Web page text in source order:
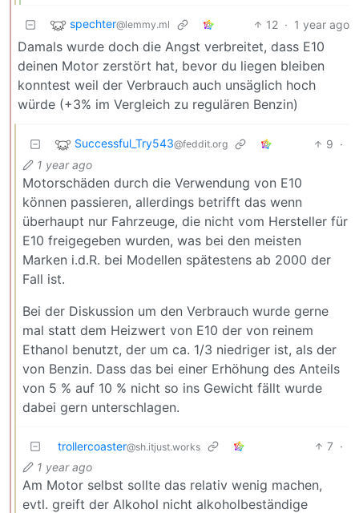
spechter@lemmy.ml 12 · 1 year ago
Damals wurde doch die Angst verbreitet, dass E10
deinen Motor zerstört hat, bevor du liegen bleiben
konntest weil der Verbrauch auch unsäglich hoch
würde (+3% im Vergleich zu regulären Benzin)
Successful_Try543@feddit.org 9 ·
1 year ago
Motorschäden durch die Verwendung von E10
können passieren, allerdings betrifft das wenn
überhaupt nur Fahrzeuge, die nicht vom Hersteller für
E10 freigegeben wurden, was bei den meisten
Marken i.d.R. bei Modellen spätestens ab 2000 der
Fall ist.
Bei der Diskussion um den Verbrauch wurde gerne
mal statt dem Heizwert von E10 der von reinem
Ethanol benutzt, der um ca. 1/3 niedriger ist, als der
von Benzin. Dass das bei einer Erhöhung des Anteils
von 5 % auf 10 % nicht so ins Gewicht fällt wurde
dabei gern unterschlagen.
trollercoaster@sh.itjust.works 7 ·
1 year ago
Am Motor selbst sollte das relativ wenig machen,
evtl. greift der Alkohol nicht alkoholbeständige